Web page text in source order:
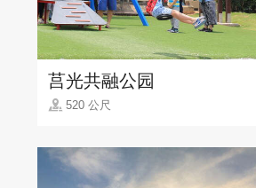
莒光共融公园
520 公尺